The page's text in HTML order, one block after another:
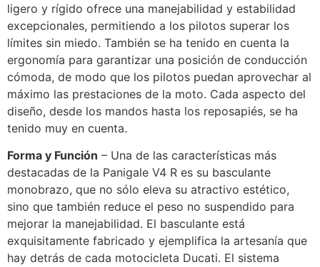
ligero y rígido ofrece una manejabilidad y estabilidad
excepcionales, permitiendo a los pilotos superar los
límites sin miedo. También se ha tenido en cuenta la
ergonomía para garantizar una posición de conducción
cómoda, de modo que los pilotos puedan aprovechar al
máximo las prestaciones de la moto. Cada aspecto del
diseño, desde los mandos hasta los reposapiés, se ha
tenido muy en cuenta.
Forma y Función – Una de las características más
destacadas de la Panigale V4 R es su basculante
monobrazo, que no sólo eleva su atractivo estético,
sino que también reduce el peso no suspendido para
mejorar la manejabilidad. El basculante está
exquisitamente fabricado y ejemplifica la artesanía que
hay detrás de cada motocicleta Ducati. El sistema